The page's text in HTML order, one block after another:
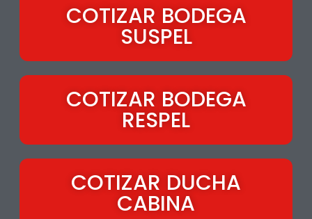
COTIZAR BODEGA
SUSPEL
COTIZAR BODEGA
RESPEL
COTIZAR DUCHA
CABINA